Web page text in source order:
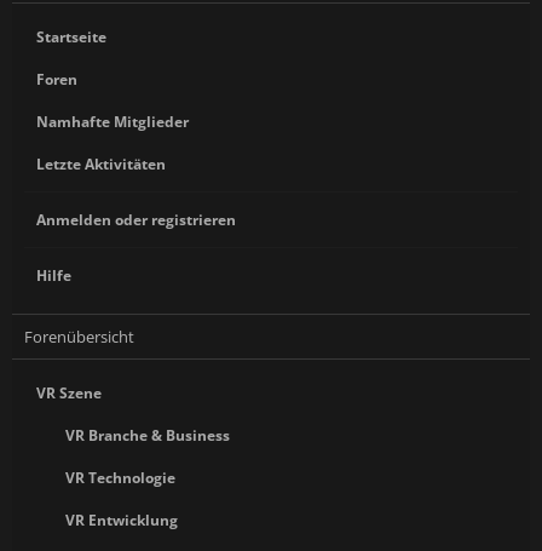
Startseite
Foren
Namhafte Mitglieder
Letzte Aktivitäten
Anmelden oder registrieren
Hilfe
Forenübersicht
VR Szene
VR Branche & Business
VR Technologie
VR Entwicklung